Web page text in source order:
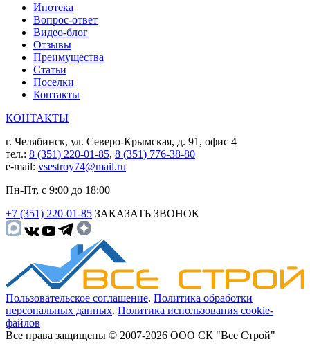
Ипотека
Вопрос-ответ
Видео-блог
Отзывы
Преимущества
Статьи
Поселки
Контакты
КОНТАКТЫ
г. Челябинск, ул. Северо-Крымская, д. 91, офис 4
тел.: 8 (351) 220-01-85, 8 (351) 776-38-80
e-mail: vsestroy74@mail.ru
Пн-Пт, с 9:00 до 18:00
+7 (351) 220-01-85 ЗАКАЗАТЬ ЗВОНОК
Пользовательское соглашение. Политика обработки
персональных данных. Политика использования cookie-
файлов
Все права защищены © 2007-2026 ООО СК "Все Строй"